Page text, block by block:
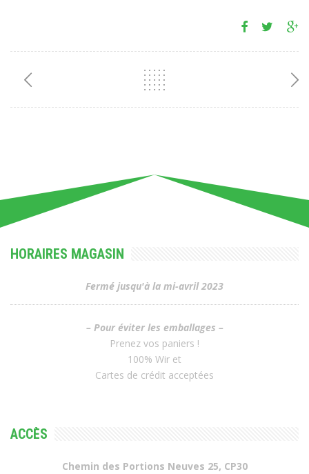
HORAIRES MAGASIN
Fermé jusqu'à la mi-avril 2023
– Pour éviter les emballages –
Prenez vos paniers !
100% Wir et
Cartes de crédit acceptées
ACCÈS
Chemin des Portions Neuves 25, CP30